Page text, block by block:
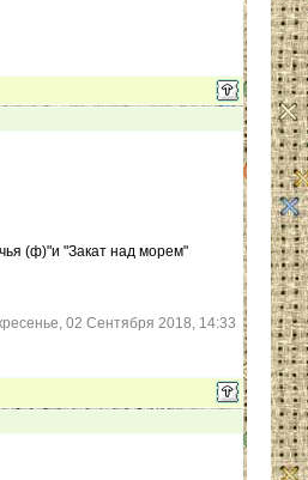
(ф)"и "Закат над морем"
02 Сентября 2018, 14:33